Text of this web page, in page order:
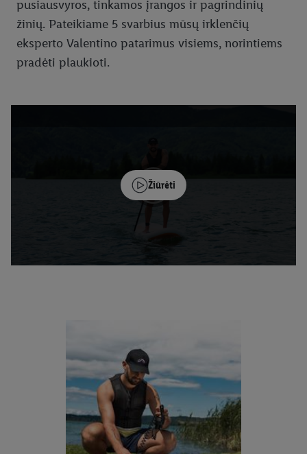
pusiausvyros, tinkamos įrangos ir pagrindinių
žinių. Pateikiame 5 svarbius mūsų irklenčių
eksperto Valentino patarimus visiems, norintiems
pradėti plaukioti.
Žiūrėti